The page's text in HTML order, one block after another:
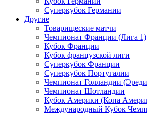
Суперкубок Германии
Другие
Товарищеские матчи
Чемпионат Франции (Лига 1)
Кубок Франции
Кубок французской лиги
Суперкубок Франции
Суперкубок Португалии
Чемпионат Голландии
Чемпионат Шотландии
Кубок Америки (Копа
Международный Кубок